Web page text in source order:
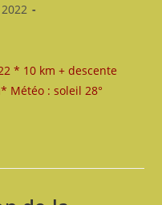
* 10 km + descente
Météo : soleil 28°